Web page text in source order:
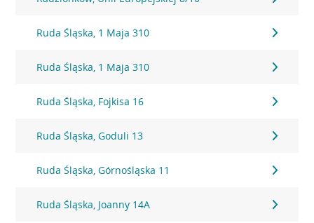
Ruda Śląska, 1 Maja 310
Ruda Śląska, 1 Maja 310
Ruda Śląska, Fojkisa 16
Ruda Śląska, Goduli 13
Ruda Śląska, Górnośląska 11
Ruda Śląska, Joanny 14A